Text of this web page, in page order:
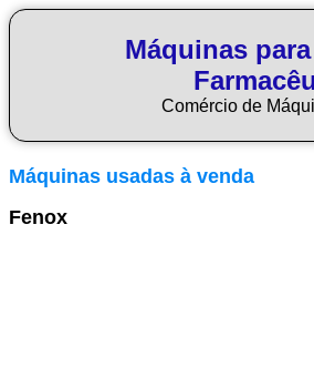
Máquinas
Comércio de
Máquinas usadas à venda
Fenox